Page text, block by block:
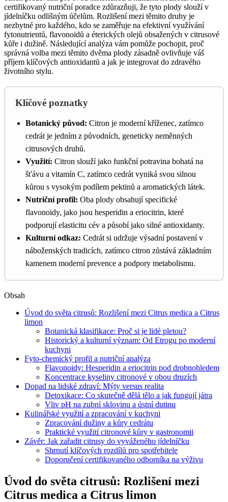
certifikovaný nutriční poradce zdůrazňuji, že tyto plody slouží v
jídelníčku odlišným účelům. Rozlišení mezi těmito druhy je
nezbytné pro každého, kdo se zaměřuje na efektivní využívání
fytonutrientů, flavonoidů a éterických olejů obsažených v citrusové
kůře i dužině. Následující analýza vám pomůže pochopit, proč
správná volba mezi těmito dvěma plody zásadně ovlivňuje váš
příjem klíčových antioxidantů a jak je integrovat do zdravého
životního stylu.
Klíčové poznatky
Botanický původ: Citron je moderní kříženec, zatímco
cedrát je jedním z původních, geneticky neměnných
citrusových druhů.
Využití: Citron slouží jako funkční potravina bohatá na
šťávu a vitamín C, zatímco cedrát vyniká svou silnou
kůrou s vysokým podílem pektinů a aromatických látek.
Nutriční profil: Oba plody obsahují specifické
flavonoidy, jako jsou hesperidin a eriocitrin, které
podporují elasticitu cév a působí jako silné antioxidanty.
Kulturní odkaz: Cedrát si udržuje výsadní postavení v
náboženských tradicích, zatímco citron zůstává základním
kamenem moderní prevence a podpory metabolismu.
Obsah
Úvod do světa citrusů: Rozlišení mezi Citrus medica a Citrus
limon
Botanická klasifikace: Proč si je lidé pletou?
Historický a kulturní význam: Od Etrogu po moderní
kuchyni
Fyto-chemický profil a nutriční analýza
Flavonoidy: Hesperidin a eriocitrin pod drobnohledem
Koncentrace kyseliny citronové v obou druzích
Dopad na lidské zdraví: Mýty versus realita
Detoxikace: Co skutečně dělá tělo a jak fungují játra
Vliv pH na zubní sklovinu a ústní dutinu
Kulinářské využití a zpracování v kuchyni
Zpracování dužiny a kůry cedrátu
Praktické využití citronové kůry v gastronomii
Závěr: Jak zařadit citrusy do vyváženého jídelníčku
Shrnutí klíčových rozdílů pro spotřebitele
Doporučení certifikovaného odborníka na výživu
Úvod do světa citrusů: Rozlišení mezi
Citrus medica a Citrus limon